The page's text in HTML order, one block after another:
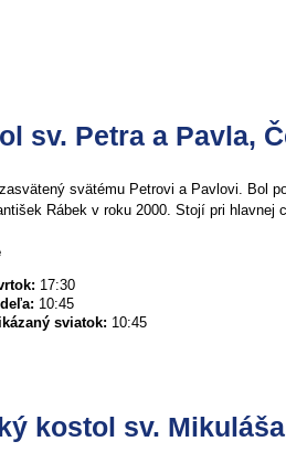
sv. Petra a Pavla,
svätému Petrovi a Pavlovi. Bol
Rábek v roku 2000. Stojí pri hlavnej
17:30
10:45
sviatok: 10:45
kostol sv.